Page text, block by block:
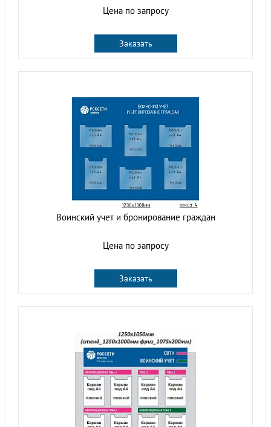
Цена по запросу
Заказать
Воинский учет и бронирование граждан
Цена по запросу
Заказать